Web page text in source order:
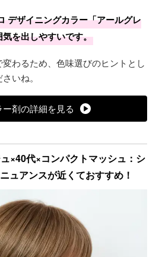
デザイニングカラー「アールグレ
を出しやすいです。
わるため、色味選びのヒントとし
いね。
剤の詳細を見る
×40代×コンパクトマッシュ：シ
ュアンスが近くておすすめ！